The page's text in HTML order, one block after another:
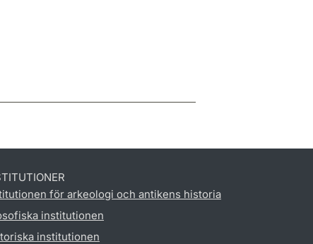
för arkeologi och antikens historia
institutionen
institutionen